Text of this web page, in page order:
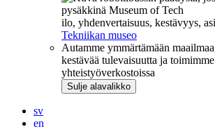
ilo, yhdenvertaisuus, kestävyys,
Tekniikan museo
Autamme ymmärtämään
kestävää tulevaisuutta ja
yhteistyöverkostoissa
Sulje alavalikko
sv
en